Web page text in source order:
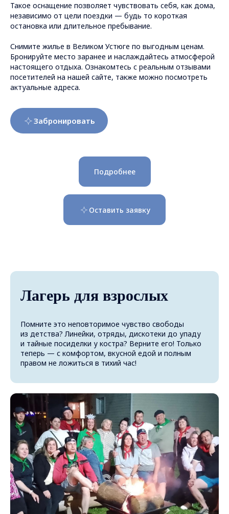
Такое оснащение позволяет чувствовать себя, как дома,
независимо от цели поездки — будь то короткая
остановка или длительное пребывание.
Снимите жилье в Великом Устюге по выгодным ценам.
Бронируйте место заранее и наслаждайтесь атмосферой
настоящего отдыха. Ознакомтесь с реальным отзывами
посетителей на нашей сайте, также можно посмотреть
актуальные адреса.
Забронировать
Подробнее
Оставить заявку
Лагерь для взрослых
Помните это неповторимое чувство свободы
из детства? Линейки, отряды, дискотеки до упаду
и тайные посиделки у костра? Верните его! Только
теперь — с комфортом, вкусной едой и полным
правом не ложиться в тихий час!